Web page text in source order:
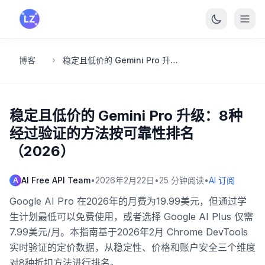
跳转到主要内容
博客 稳定且低价的 Gemini Pro 升级：8种经过验证的方法按可靠性排名（2026）
稳定且低价的 Gemini Pro 升级：8种
经过验证的方法按可靠性排名
（2026）
A AI Free API Team•2026年2月22日 •25 分钟阅读•AI 订阅
Google AI Pro 在2026年的月费为19.99美元，但通过学
生计划最低可以免费使用，或者选择 Google AI Plus 仅需
7.99美元/月。本指南基于2026年2月 Chrome DevTools
实时验证的定价数据，从稳定性、价格和账户安全三个维度
对8种折扣方法进行排名。